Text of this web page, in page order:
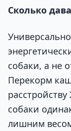
Сколько
собаки, а не
Перекорм
собаки
лишним